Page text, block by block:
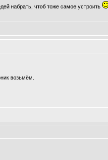
набрать, чтоб тоже самое устроить
возьмём.